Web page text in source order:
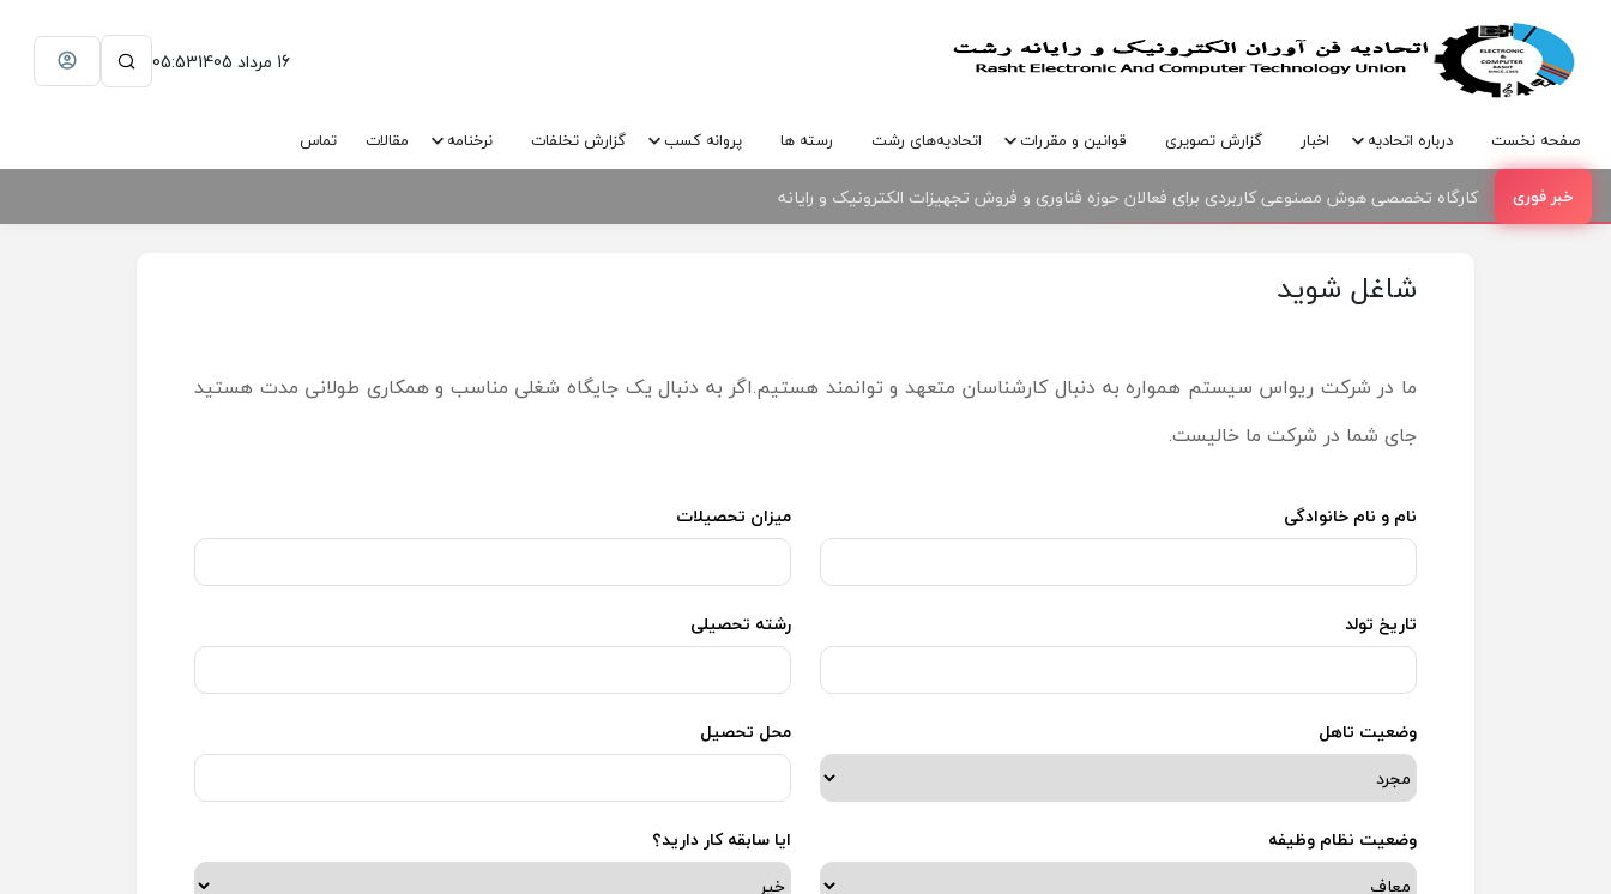
05:53 16 مرداد 1405
صفحه نخست درباره اتحادیه اخبار گزارش تصویری قوانین و مقررات اتحادیه‌های رشت رسته ها پروانه کسب گزارش تخلفات نرخنامه مقالات تماس
کارگاه تخصصی هوش مصنوعی کاربردی برای فعالان حوزه فناوری و فروش تجهیزات الکترونیک و رایانه
امضای تفاهمنامه همکاری بین اتحادیه صنف فناوران الکترونیک و رایانه شهرستان رشت و پارک علم و فناوری گیلان
شاغل شوید
ما در شرکت ریواس سیستم همواره به دنبال کارشناسان متعهد و توانمند هستیم.اگر به دنبال یک جایگاه شغلی مناسب و همکاری طولانی مدت هستید
جای شما در شرکت ما خالیست.
نام و نام خانوادگی
تاریخ تولد
وضعیت تاهل
وضعیت نظام وظیفه
میزان تحصیلات
رشته تحصیلی
محل تحصیل
ایا سابقه کار دارید؟